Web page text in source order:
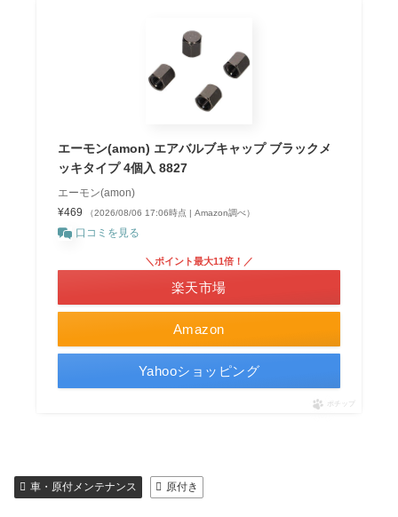
エーモン(amon) エアバルブキャップ ブラックメ
ッキタイプ 4個入 8827
エーモン(amon)
¥469
（2026/08/06 17:06時点 | Amazon調べ）
口コミを見る
Amazon
＼ポイント最大11倍！／
楽天市場
Yahooショッピング
ポチップ
車・原付メンテナンス 原付き